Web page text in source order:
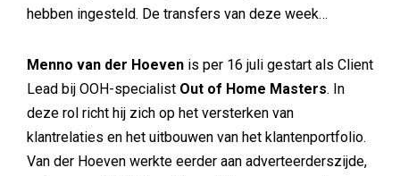
hebben ingesteld. De transfers van deze week…
Menno van der Hoeven is per 16 juli gestart als Client
Lead bij OOH-specialist Out of Home Masters. In
deze rol richt hij zich op het versterken van
klantrelaties en het uitbouwen van het klantenportfolio.
Van der Hoeven werkte eerder aan adverteerderszijde,